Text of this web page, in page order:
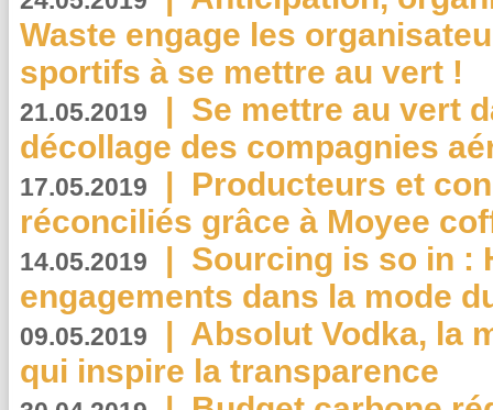
Waste engage les
sportifs à se mettre au vert !
21.05.2019 | Se mettre au vert
décollage des compagnies
17.05.2019 | Producteurs et
réconciliés grâce à Moyee
14.05.2019 | Sourcing is so in :
engagements dans la mode
09.05.2019 | Absolut Vodka, la
qui inspire la transparence